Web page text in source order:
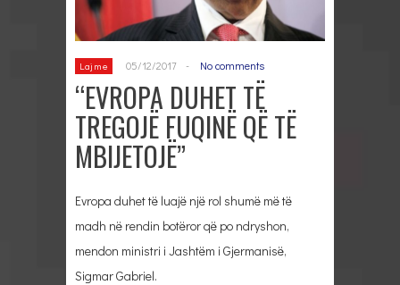
Lajme 05/12/2017 - No comments
“EVROPA DUHET TË
TREGOJË FUQINË QË TË
MBIJETOJË”
Evropa duhet të luajë një rol shumë më të
madh në rendin botëror që po ndryshon,
mendon ministri i Jashtëm i Gjermanisë,
Sigmar Gabriel.